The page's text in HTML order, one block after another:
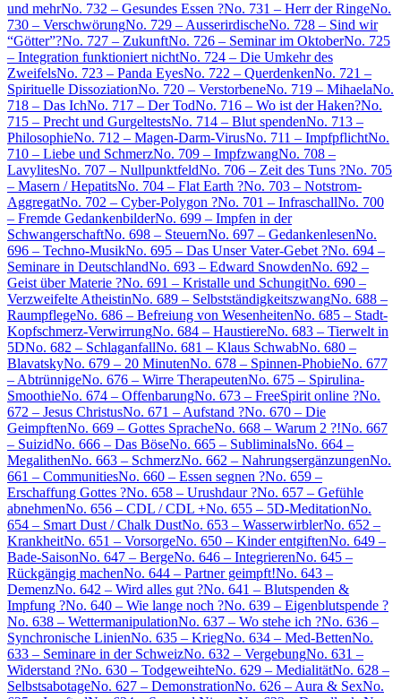
und mehrNo. 732 – Gesundes Essen ?No. 731 – Herr der RingeNo.
730 – VerschwörungNo. 729 – AusserirdischeNo. 728 – Sind wir
“Götter”?No. 727 – ZukunftNo. 726 – Seminar im OktoberNo. 725
– Integration funktioniert nichtNo. 724 – Die Umkehr des
ZweifelsNo. 723 – Panda EyesNo. 722 – QuerdenkenNo. 721 –
Spirituelle DissoziationNo. 720 – VerstorbeneNo. 719 – MihaelaNo.
718 – Das IchNo. 717 – Der TodNo. 716 – Wo ist der Haken?No.
715 – Precht und GurgeltestsNo. 714 – Blut spendenNo. 713 –
PhilosophieNo. 712 – Magen-Darm-VirusNo. 711 – ImpfpflichtNo.
710 – Liebe und SchmerzNo. 709 – ImpfzwangNo. 708 –
LavylitesNo. 707 – NullpunktfeldNo. 706 – Zeit des Tuns ?No. 705
– Masern / HepatitsNo. 704 – Flat Earth ?No. 703 – Notstrom-
AggregatNo. 702 – Cyber-Polygon ?No. 701 – InfraschallNo. 700
– Fremde GedankenbilderNo. 699 – Impfen in der
SchwangerschaftNo. 698 – SteuernNo. 697 – GedankenlesenNo.
696 – Techno-MusikNo. 695 – Das Unser Vater-Gebet ?No. 694 –
Seminare in DeutschlandNo. 693 – Edward SnowdenNo. 692 –
Geist über Materie ?No. 691 – Kristalle und SchungitNo. 690 –
Verzweifelte AtheistinNo. 689 – SelbstständigkeitszwangNo. 688 –
RaumpflegeNo. 686 – Befreiung von WesenheitenNo. 685 – Stadt-
Kopfschmerz-VerwirrungNo. 684 – HaustiereNo. 683 – Tierwelt in
5DNo. 682 – SchlaganfallNo. 681 – Klaus SchwabNo. 680 –
BlavatskyNo. 679 – 20 MinutenNo. 678 – Spinnen-PhobieNo. 677
– AbtrünnigeNo. 676 – Wirre TherapeutenNo. 675 – Spirulina-
SmoothieNo. 674 – OffenbarungNo. 673 – FreeSpirit online ?No.
672 – Jesus ChristusNo. 671 – Aufstand ?No. 670 – Die
GeimpftenNo. 669 – Gottes SpracheNo. 668 – Warum 2 ?!No. 667
– SuizidNo. 666 – Das BöseNo. 665 – SubliminalsNo. 664 –
MegalithenNo. 663 – SchmerzNo. 662 – NahrungsergänzungenNo.
661 – CommunitiesNo. 660 – Essen segnen ?No. 659 –
Erschaffung Gottes ?No. 658 – Urushdaur ?No. 657 – Gefühle
abnehmenNo. 656 – CDL / CDL +No. 655 – 5D-MeditationNo.
654 – Smart Dust / Chalk DustNo. 653 – WasserwirblerNo. 652 –
KrankheitNo. 651 – VorsorgeNo. 650 – Kinder entgiftenNo. 649 –
Bade-SaisonNo. 647 – BergeNo. 646 – IntegrierenNo. 645 –
Rückgängig machenNo. 644 – Partner geimpft!No. 643 –
DemenzNo. 642 – Wird alles gut ?No. 641 – Blutspenden &
Impfung ?No. 640 – Wie lange noch ?No. 639 – Eigenblutspende ?
No. 638 – WettermanipulationNo. 637 – Wo stehe ich ?No. 636 –
Synchronische LinienNo. 635 – KriegNo. 634 – Med-BettenNo.
633 – Seminare in der SchweizNo. 632 – VergebungNo. 631 –
Widerstand ?No. 630 – TodgeweihteNo. 629 – MedialitätNo. 628 –
SelbstsabotageNo. 627 – DemonstrationNo. 626 – Aura & SexNo.